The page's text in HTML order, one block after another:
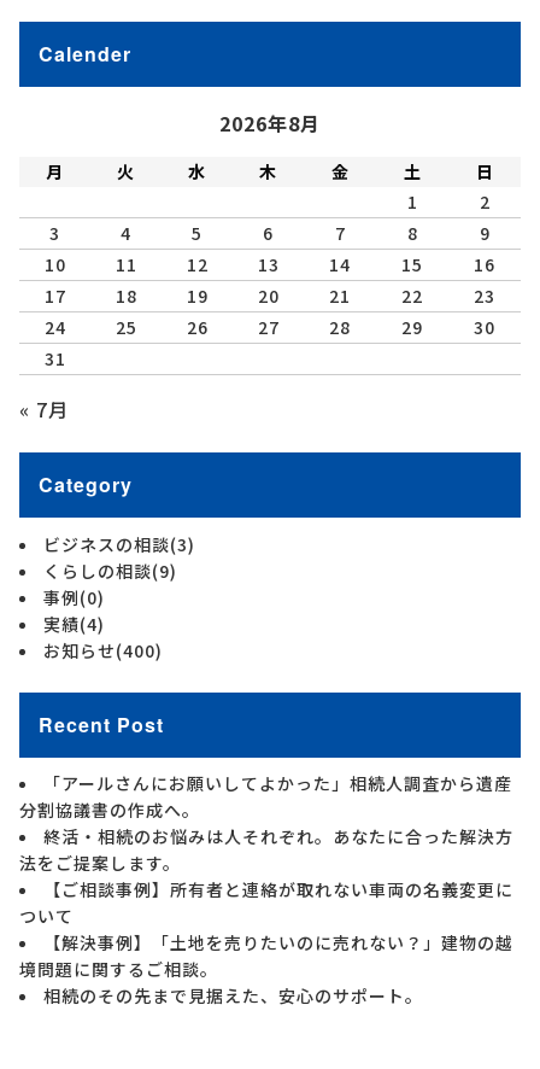
Calender
2026年8月
月 火 水 木 金 土
日
1
2
3
4 5 6 7 8
9
10
11 12 13 14 15
16
17
18 19 20 21 22
23
24
25 26 27 28 29
30
31
« 7月
Category
ビジネスの相談(3)
くらしの相談(9)
事例(0)
実績(4)
お知らせ(400)
Recent Post
「アールさんにお願いしてよかった」相続人調査から遺産
分割協議書の作成へ。
終活・相続のお悩みは人それぞれ。あなたに合った解決方
法をご提案します。
【ご相談事例】所有者と連絡が取れない車両の名義変更に
ついて
【解決事例】「土地を売りたいのに売れない？」建物の越
境問題に関するご相談。
相続のその先まで見据えた、安心のサポート。